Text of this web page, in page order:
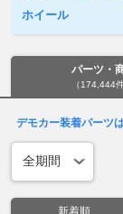
ホイール
パーツ・
（174,444件
デモカー装着パーツ
新着順